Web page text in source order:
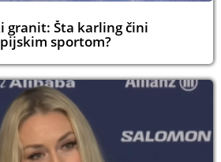
granit: Šta karling čini
sportom?